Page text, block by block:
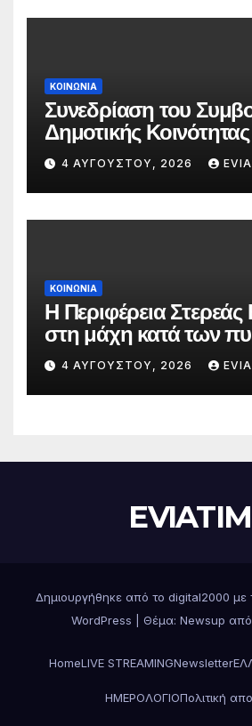
ΚΟΙΝΩΝΙΑ
Συνεδρίαση του
Δημοτικής
την 5 Αυγούστου
4 ΑΥΓΟΎΣΤΟΥ, 2026
ΚΟΙΝΩΝΙΑ
Η Περιφέρεια
στη μάχη κατά των
Δράσεις και στήριξη
περιφερειακές ενότητες
4 ΑΥΓΟΎΣΤΟΥ, 2026
Δημιουργήθηκε από το digital2000 με
WordPress
Θέμα: Newsup από
HomeLIVE STREAMINGNewsletter
ΗΜΕΡΟΛΟΓΙΟΠολιτική